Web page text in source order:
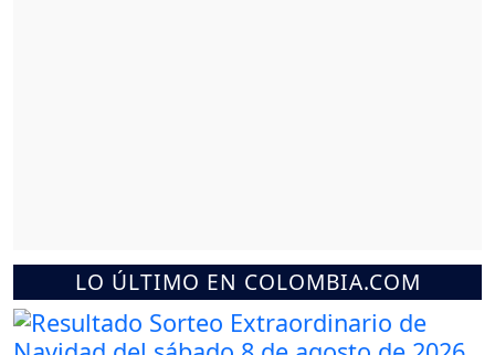
LO ÚLTIMO EN COLOMBIA.COM